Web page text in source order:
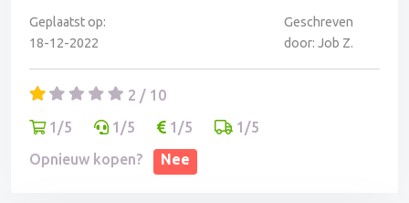
Geplaatst op:
18-12-2022
Geschreven
door: Job Z.
2 / 10
1/5
1/5 1/5
1/5
Opnieuw kopen?
Nee